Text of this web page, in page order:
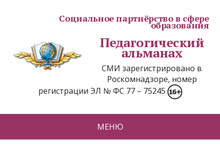
Социальное партнёрство в сфере
образования
Педагогический
альманах
СМИ зарегистрировано в
Роскомнадзоре, номер
регистрации ЭЛ № ФС 77 – 75245
МЕНЮ